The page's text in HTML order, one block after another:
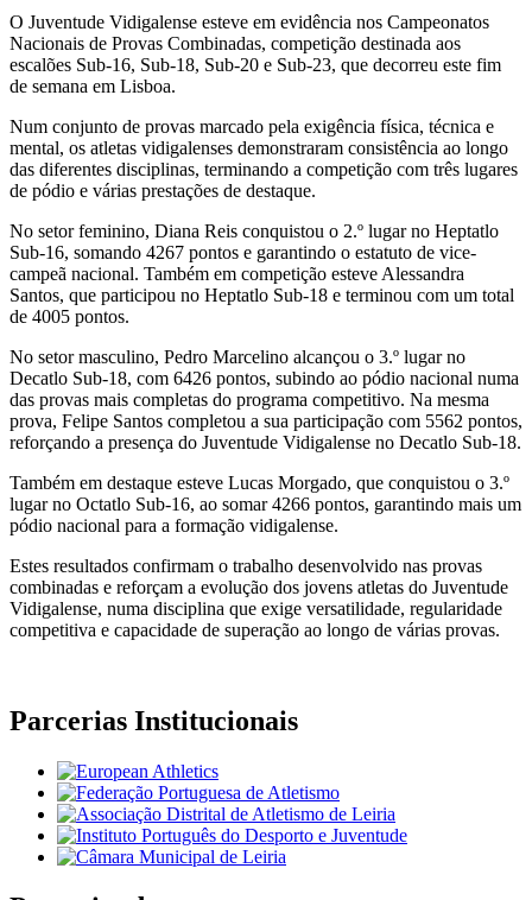
O Juventude Vidigalense esteve em evidência nos Campeonatos
Nacionais de Provas Combinadas, competição destinada aos
escalões Sub-16, Sub-18, Sub-20 e Sub-23, que decorreu este fim
de semana em Lisboa.
Num conjunto de provas marcado pela exigência física, técnica e
mental, os atletas vidigalenses demonstraram consistência ao longo
das diferentes disciplinas, terminando a competição com três lugares
de pódio e várias prestações de destaque.
No setor feminino, Diana Reis conquistou o 2.º lugar no Heptatlo
Sub-16, somando 4267 pontos e garantindo o estatuto de vice-
campeã nacional. Também em competição esteve Alessandra
Santos, que participou no Heptatlo Sub-18 e terminou com um total
de 4005 pontos.
No setor masculino, Pedro Marcelino alcançou o 3.º lugar no
Decatlo Sub-18, com 6426 pontos, subindo ao pódio nacional numa
das provas mais completas do programa competitivo. Na mesma
prova, Felipe Santos completou a sua participação com 5562 pontos,
reforçando a presença do Juventude Vidigalense no Decatlo Sub-18.
Também em destaque esteve Lucas Morgado, que conquistou o 3.º
lugar no Octatlo Sub-16, ao somar 4266 pontos, garantindo mais um
pódio nacional para a formação vidigalense.
Estes resultados confirmam o trabalho desenvolvido nas provas
combinadas e reforçam a evolução dos jovens atletas do Juventude
Vidigalense, numa disciplina que exige versatilidade, regularidade
competitiva e capacidade de superação ao longo de várias provas.
Parcerias Institucionais